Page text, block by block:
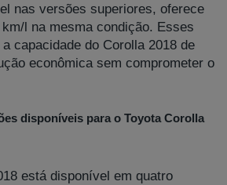
nas versões superiores, oferece
l na mesma condição. Esses
capacidade do Corolla 2018 de
econômica sem comprometer o
disponíveis para o Toyota Corolla
está disponível em quatro